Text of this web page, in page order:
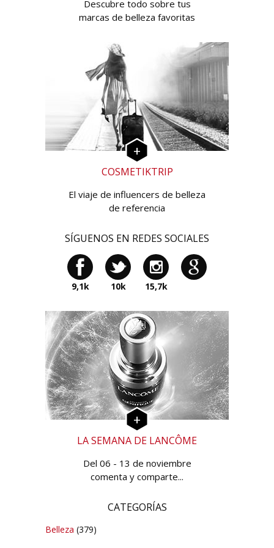
Descubre todo sobre tus
marcas de belleza favoritas
COSMETIKTRIP
El viaje de influencers de belleza
de referencia
SÍGUENOS EN REDES SOCIALES
9,1k 10k 15,7k
LA SEMANA DE LANCÔME
Del 06 - 13 de noviembre
comenta y comparte...
CATEGORÍAS
Belleza (379)